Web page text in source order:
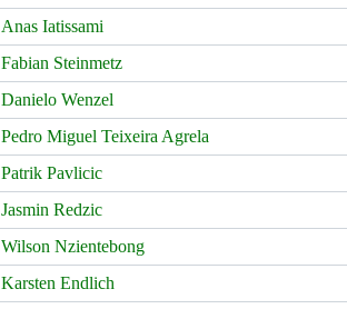
Anas Iatissami
Fabian Steinmetz
Danielo Wenzel
Pedro Miguel Teixeira Agrela
Patrik Pavlicic
Jasmin Redzic
Wilson Nzientebong
Karsten Endlich